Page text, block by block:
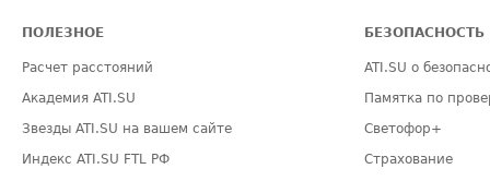
ПОЛЕЗНОЕ
Расчет расстояний
Академия ATI.SU
Звезды ATI.SU на вашем сайте
Индекс ATI.SU FTL РФ
БЕЗОПАСНОСТЬ
ATI.SU о
Памятка по
Светофор+
Страхование